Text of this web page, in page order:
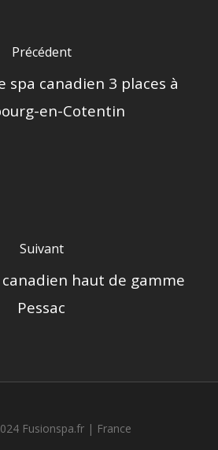
Précédent
spa canadien 3 places à
en-Cotentin
Suivant
haut de gamme
Pessac
Fusionspa.fr | France